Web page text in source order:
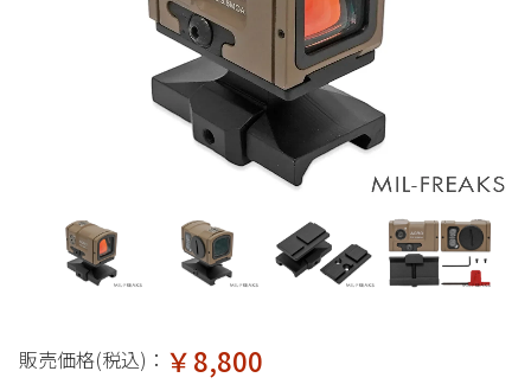
販売価格(税込)： ￥8,800